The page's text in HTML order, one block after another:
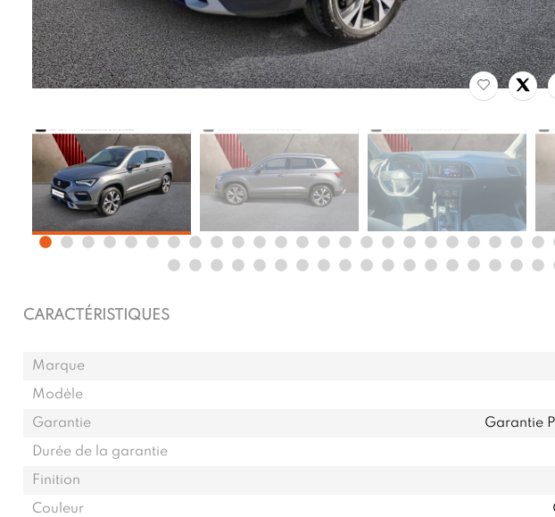
CARACTÉRISTIQUES
Marque
Modèle
Garantie
Garantie
Durée de la garantie
Finition
Couleur